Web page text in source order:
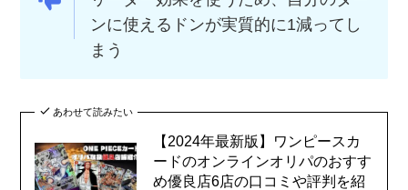
ンに使えるドンが実質的に1減ってし
まう
あわせて読みたい
【2024年最新版】ワンピースカ
ードのオンラインオリパのおすす
め優良店6店の口コミや評判を紹